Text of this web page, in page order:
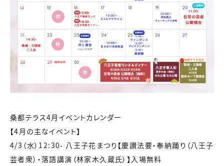
桑都テラス4月イベントカレンダー
【4月の主なイベント】
4/3（水）12:30- 八王子花まつり【慶讃法要・奉納踊り（八王子
芸者衆）・落語講演（林家木久蔵氏）】入場無料